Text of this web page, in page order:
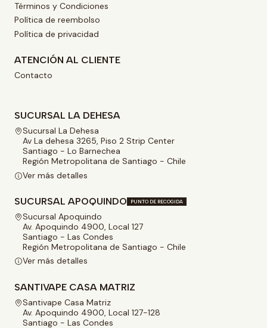
Términos y Condiciones
Política de reembolso
Política de privacidad
ATENCIÓN AL CLIENTE
Contacto
SUCURSAL LA DEHESA
Sucursal La Dehesa
Av La dehesa 3265, Piso 2 Strip Center
Santiago - Lo Barnechea
Región Metropolitana de Santiago - Chile
Ver más detalles
SUCURSAL APOQUINDO PUNTO DE RECOGIDA
Sucursal Apoquindo
Av. Apoquindo 4900, Local 127
Santiago - Las Condes
Región Metropolitana de Santiago - Chile
Ver más detalles
SANTIVAPE CASA MATRIZ
Santivape Casa Matriz
Av. Apoquindo 4900, Local 127-128
Santiago - Las Condes